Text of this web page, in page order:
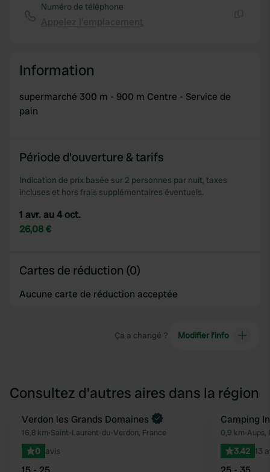
Numéro de téléphone
Information
supermarché 300 m - 900 m Centre - Service de
pain
Période d'ouverture & tarifs
Indication de prix basée sur 2 personnes par nuit, taxes
incluses et hors frais supplémentaires éventuels.
1 avr. au 4 oct.
26,08 €
Cartes de réduction (0)
Aucune carte de réduction acceptée
Ça a changé ? Modifier l’info
Consultez d'autres aires dans la région
Préféré
Reserve maintenant
Verdon les Grands Domaines
16,8 km•Saint-Laurent-du-Verdon, France
0 avis
Camping
0,9 km•Aups,
3.42 13